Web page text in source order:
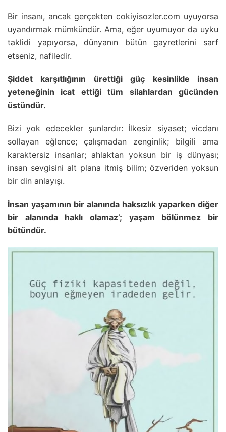
Bir insanı, ancak gerçekten cokiyisozler.com uyuyorsa
uyandırmak mümkündür. Ama, eğer uyumuyor da uyku
taklidi yapıyorsa, dünyanın bütün gayretlerini sarf
etseniz, nafiledir.
Şiddet karşıtlığının ürettiği güç kesinlikle insan
yeteneğinin icat ettiği tüm silahlardan gücünden
üstündür.
Bizi yok edecekler şunlardır: İlkesiz siyaset; vicdanı
sollayan eğlence; çalışmadan zenginlik; bilgili ama
karaktersiz insanlar; ahlaktan yoksun bir iş dünyası;
insan sevgisini alt plana itmiş bilim; özveriden yoksun
bir din anlayışı.
İnsan yaşamının bir alanında haksızlık yaparken diğer
bir alanında haklı olamaz’; yaşam bölünmez bir
bütündür.